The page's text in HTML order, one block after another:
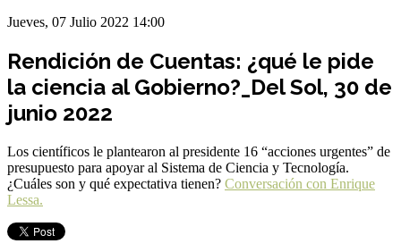
Jueves, 07 Julio 2022 14:00
Rendición de Cuentas: ¿qué le pide
la ciencia al Gobierno?_Del Sol, 30 de
junio 2022
Los científicos le plantearon al presidente 16 “acciones urgentes” de
presupuesto para apoyar al Sistema de Ciencia y Tecnología.
¿Cuáles son y qué expectativa tienen? Conversación con Enrique
Lessa.